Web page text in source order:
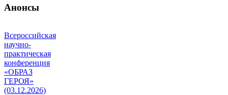
Анонсы
Всероссийская
научно-
практическая
конференция
«ОБРАЗ
ГЕРОЯ»
(03.12.2026)